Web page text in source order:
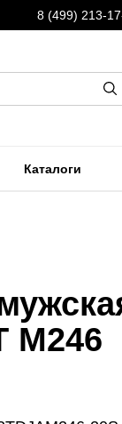
8 (499) 213-
Каталоги
M246